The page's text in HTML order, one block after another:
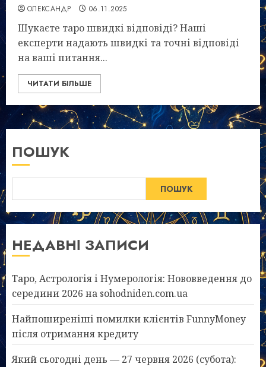
ОЛЕКСАНДР 06.11.2025
Шукаєте таро швидкі відповіді? Наші
експерти надають швидкі та точні відповіді
на ваші питання...
ЧИТАТИ БІЛЬШЕ
ПОШУК
ПОШУК
НЕДАВНІ ЗАПИСИ
Таро, Астрологія і Нумерологія: Нововведення до
середини 2026 на sohodniden.com.ua
Найпоширеніші помилки клієнтів FunnyMoney
після отримання кредиту
Який сьогодні день — 27 червня 2026 (субота):